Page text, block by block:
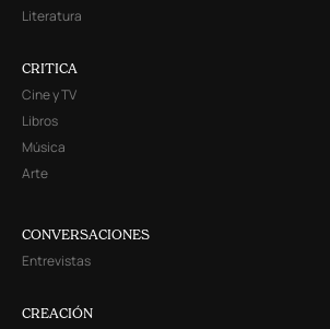
Literatura
CRITICA
Cine y TV
Libros
Música
Arte
CONVERSACIONES
Entrevistas
CREACIÓN